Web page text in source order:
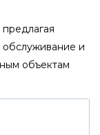
и
объектам